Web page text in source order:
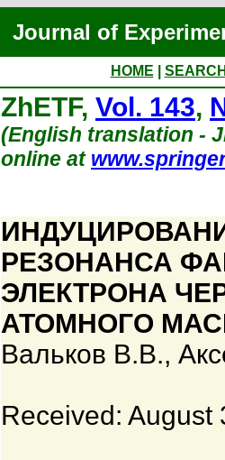
Journal of
HOME
ZhETF, Vol. 143,
(English translation -
online at
РЕЗОНАНСА
ЭЛЕКТРОНА
АТОМНОГО
Вальков В.В.,
Received: August